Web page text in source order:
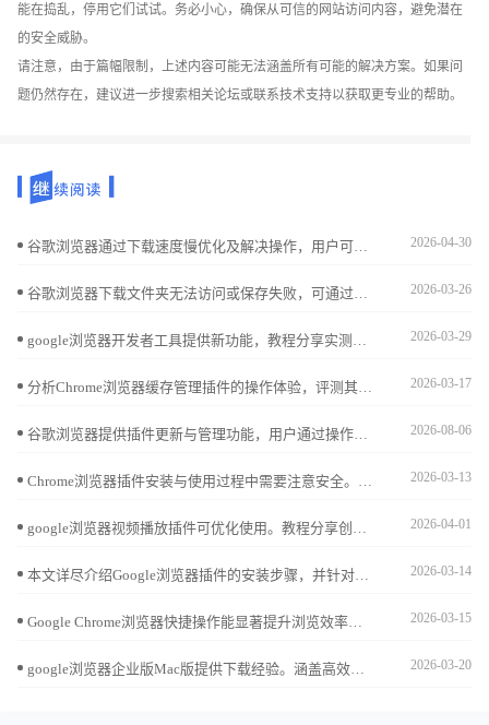
能在捣乱，停用它们试试。务必小心，确保从可信的网站访问内容，避免潜在
的安全威胁。
请注意，由于篇幅限制，上述内容可能无法涵盖所有可能的解决方案。如果问
题仍然存在，建议进一步搜索相关论坛或联系技术支持以获取更专业的帮助。
2026-04-30
2026-03-26
2026-03-29
2026-03-17
2026-08-06
2026-03-13
2026-04-01
2026-03-14
2026-03-15
2026-03-20